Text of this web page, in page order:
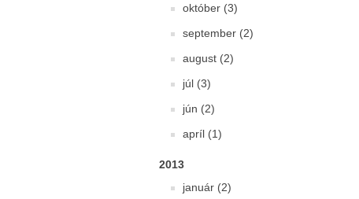
október (3)
september (2)
august (2)
júl (3)
jún (2)
apríl (1)
2013
január (2)